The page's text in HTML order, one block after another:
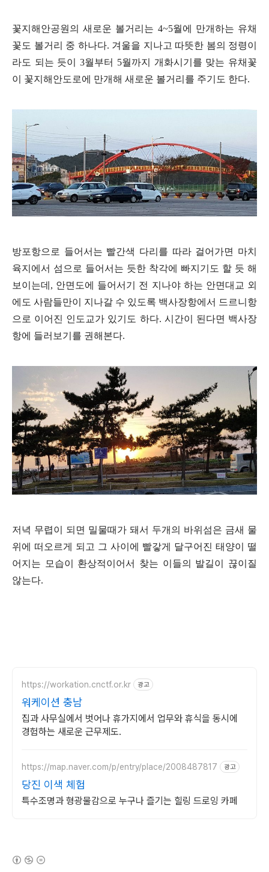
꽃지해안공원의 새로운 볼거리는 4~5월에 만개하는 유채
꽃도 볼거리 중 하나다. 겨울을 지나고 따뜻한 봄의 정령이
라도 되는 듯이 3월부터 5월까지 개화시기를 맞는 유채꽃
이 꽃지해안도로에 만개해 새로운 볼거리를 주기도 한다.
방포항으로 들어서는 빨간색 다리를 따라 걸어가면 마치
육지에서 섬으로 들어서는 듯한 착각에 빠지기도 할 듯 해
보이는데, 안면도에 들어서기 전 지나야 하는 안면대교 외
에도 사람들만이 지나갈 수 있도록 백사장항에서 드르니항
으로 이어진 인도교가 있기도 하다. 시간이 된다면 백사장
항에 들러보기를 권해본다.
저녁 무렵이 되면 밀물때가 돼서 두개의 바위섬은 금새 물
위에 떠오르게 되고 그 사이에 빨갛게 달구어진 태양이 떨
어지는 모습이 환상적이어서 찾는 이들의 발길이 끊이질
않는다.
https://workation.cnctf.or.kr 광고
워케이션 충남
집과 사무실에서 벗어나 휴가지에서 업무와 휴식을 동시에
경험하는 새로운 근무제도.
https://map.naver.com/p/entry/place/2008487817 광고
당진 이색 체험
특수조명과 형광물감으로 누구나 즐기는 힐링 드로잉 카페